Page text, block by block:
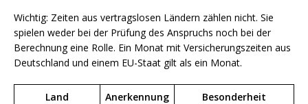
Wichtig: Zeiten aus vertragslosen Ländern zählen nicht. Sie
spielen weder bei der Prüfung des Anspruchs noch bei der
Berechnung eine Rolle. Ein Monat mit Versicherungszeiten aus
Deutschland und einem EU-Staat gilt als ein Monat.
Land Anerkennung Besonderheit